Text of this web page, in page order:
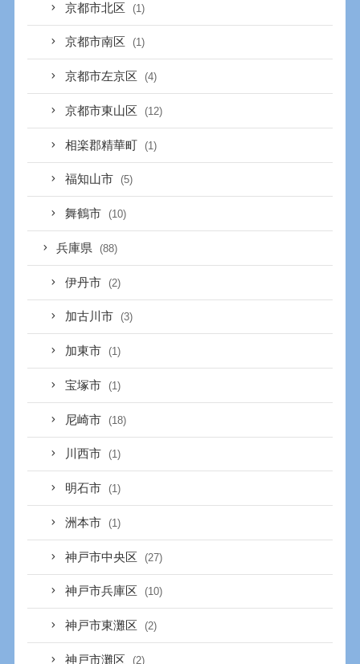
京都市北区 (1)
京都市南区 (1)
京都市左京区 (4)
京都市東山区 (12)
相楽郡精華町 (1)
福知山市 (5)
舞鶴市 (10)
兵庫県 (88)
伊丹市 (2)
加古川市 (3)
加東市 (1)
宝塚市 (1)
尼崎市 (18)
川西市 (1)
明石市 (1)
洲本市 (1)
神戸市中央区 (27)
神戸市兵庫区 (10)
神戸市東灘区 (2)
神戸市灘区 (2)